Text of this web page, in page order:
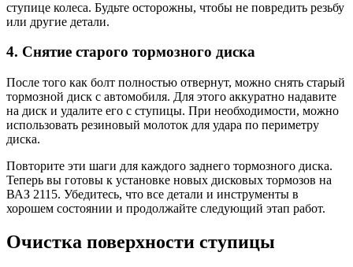
ступице колеса. Будьте осторожны, чтобы не повредить резьбу
или другие детали.
4. Снятие старого тормозного диска
После того как болт полностью отвернут, можно снять старый
тормозной диск с автомобиля. Для этого аккуратно надавите
на диск и удалите его с ступицы. При необходимости, можно
использовать резиновый молоток для удара по периметру
диска.
Повторите эти шаги для каждого заднего тормозного диска.
Теперь вы готовы к установке новых дисковых тормозов на
ВАЗ 2115. Убедитесь, что все детали и инструменты в
хорошем состоянии и продолжайте следующий этап работ.
Очистка поверхности ступицы